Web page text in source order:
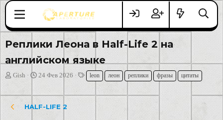
Реплики Леона в Half-Life 2 на
английском языке
А
в
т
о
р
Gish
Д
а
т
а
н
24 Фев 2026
Т
е
г
и
leon леон реплики фразы цитаты
HALF-LIFE 2